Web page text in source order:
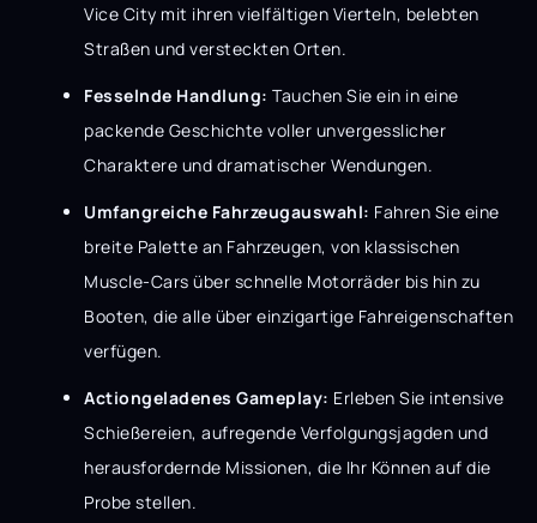
Vice City mit ihren vielfältigen Vierteln, belebten
Straßen und versteckten Orten.
Fesselnde Handlung: Tauchen Sie ein in eine
packende Geschichte voller unvergesslicher
Charaktere und dramatischer Wendungen.
Umfangreiche Fahrzeugauswahl: Fahren Sie eine
breite Palette an Fahrzeugen, von klassischen
Muscle-Cars über schnelle Motorräder bis hin zu
Booten, die alle über einzigartige Fahreigenschaften
verfügen.
Actiongeladenes Gameplay: Erleben Sie intensive
Schießereien, aufregende Verfolgungsjagden und
herausfordernde Missionen, die Ihr Können auf die
Probe stellen.